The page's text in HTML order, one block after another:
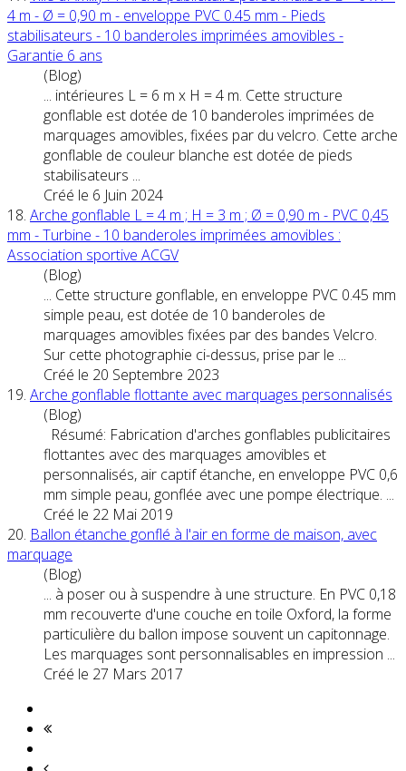
4 m - Ø = 0,90 m - enveloppe PVC 0.45 mm - Pieds
stabilisateurs - 10 banderoles imprimées amovibles -
Garantie 6 ans
(Blog)
... intérieures L = 6 m x H = 4 m. Cette structure
gonflable est dotée de 10 banderoles imprimées de
marquages amovibles, fixées par du velcro. Cette arche
gonflable de couleur blanche est dotée de pieds
stabilisateurs ...
Créé le 6 Juin 2024
18. Arche gonflable L = 4 m ; H = 3 m ; Ø = 0,90 m - PVC 0,45
mm - Turbine - 10 banderoles imprimées amovibles :
Association sportive ACGV
(Blog)
... Cette structure gonflable, en enveloppe PVC 0.45 mm
simple peau, est dotée de 10 banderoles de
marquages amovibles fixées par des bandes Velcro.
Sur cette photographie ci-dessus, prise par le ...
Créé le 20 Septembre 2023
19. Arche gonflable flottante avec marquages personnalisés
(Blog)
Résumé: Fabrication d'arches gonflables publicitaires
flottantes avec des marquages amovibles et
personnalisés, air captif étanche, en enveloppe PVC 0,6
mm simple peau, gonflée avec une pompe électrique. ...
Créé le 22 Mai 2019
20. Ballon étanche gonflé à l'air en forme de maison, avec
marquage
(Blog)
... à poser ou à suspendre à une structure. En PVC 0,18
mm recouverte d'une couche en toile Oxford, la forme
particulière du ballon impose souvent un capitonnage.
Les marquages sont personnalisables en impression ...
Créé le 27 Mars 2017